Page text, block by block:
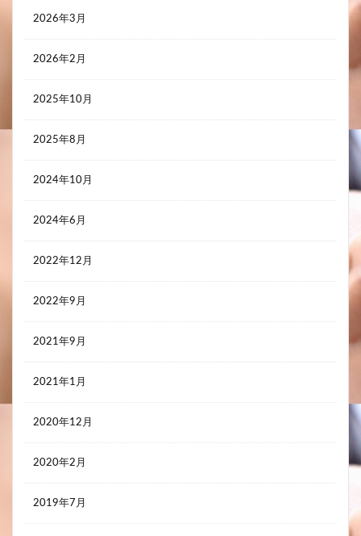
2026年3月
2026年2月
2025年10月
2025年8月
2024年10月
2024年6月
2022年12月
2022年9月
2021年9月
2021年1月
2020年12月
2020年2月
2019年7月